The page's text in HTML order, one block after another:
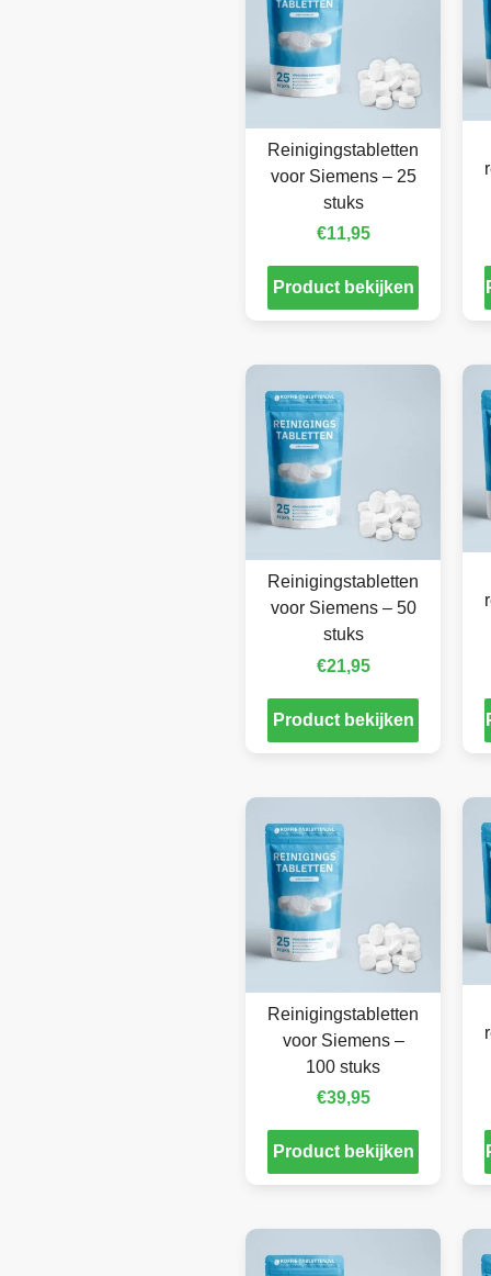
Reinigingstabletten
voor Siemens – 25
stuks
€11,95
Product bekijken
Reinigingstabletten
voor Siemens – 50
stuks
€21,95
Product bekijken
Reinigingstabletten
voor Siemens –
100 stuks
€39,95
Product bekijken